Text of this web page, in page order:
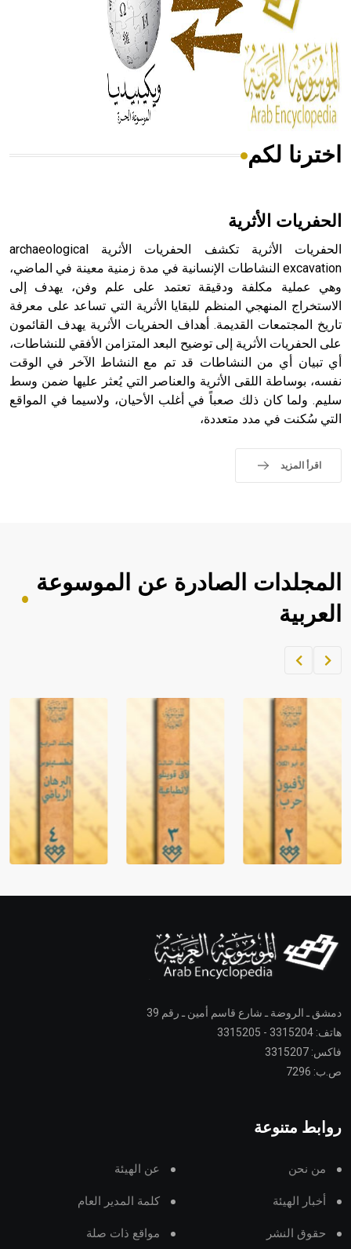
- هل تعلم أن المرجان إفراز حيواني يتكون في البحر ويتركب
من مادة كربونات الكلسيوم، وهو أحمر أو شديد الحمرة وهو
أجود أنواعه، ويمتاز بكبر الحجم ويسمى الش
هل تعلم أن الأبسيد كلمة فرنسية اللفظ تم اعتمادها مصطلحاً
- هل تعلم أن أبجر Abgar اسم معروف جيداً يعود إلى عدد من
الملوك الذين حكموا مدينة إديسا (الرها) من أبجر الأول وحتى
التاسع، وهم ينتسبون إلى أسرة أوسروين
- هل تعلم أن الأبجدية الكنعانية تتألف من /22/ علامة كتابية
sign تكتب منفصلة غير متصلة، وتعتمد المبدأ الأكوروفوني،
اخترنا لكم
الحفريات الأثرية
الحفريات الأثرية تكشف الحفريات الأثرية archaeological
excavation النشاطات الإنسانية في مدة زمنية معينة في الماضي،
وهي عملية مكلفة ودقيقة تعتمد على علم وفن، يهدف إلى
الاستخراج المنهجي المنظم للبقايا الأثرية التي تساعد على معرفة
تاريخ المجتمعات القديمة. أهداف الحفريات الأثرية يهدف القائمون
على الحفريات الأثرية إلى توضيح البعد المتزامن الأفقي للنشاطات،
أي تبيان أي من النشاطات قد تم مع النشاط الآخر في الوقت
نفسه، بوساطة اللقى الأثرية والعناصر التي يُعثر عليها ضمن وسط
سليم. ولما كان ذلك صعباً في أغلب الأحيان، ولاسيما في المواقع
التي سُكنت في مدد متعددة،
اقرأ المزيد
المجلدات الصادرة عن الموسوعة
العربية
دمشق ـ الروضة ـ شارع قاسم أمين ـ رقم 39
هاتف: 3315204 - 3315205
فاكس: 3315207
ص.ب: 7296
روابط متنوعة
من نحن عن الهيئة
أخبار الهيئة كلمة المدير العام
حقوق النشر مواقع ذات صلة